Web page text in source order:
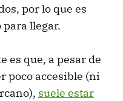
por lo que es
llegar.
es que, a pesar de
poco accesible (ni
suele estar